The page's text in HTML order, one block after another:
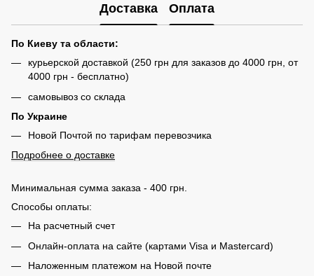
Доставка Оплата
По Киеву та области:
курьерской доставкой (250 грн для заказов до 4000 грн, от
4000 грн - бесплатно)
самовывоз со склада
По Украине
Новой Почтой по тарифам перевозчика
Подробнее о доставке
Минимальная сумма заказа - 400 грн.
Способы оплаты:
На расчетный счет
Онлайн-оплата на сайте (картами Visa и Mastercard)
Наложенным платежом на Новой почте